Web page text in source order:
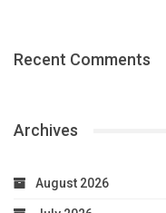
Recent Comments
Archives
August 2026